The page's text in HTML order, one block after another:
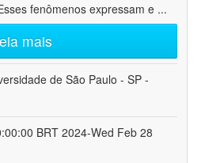
fenômenos expressam e ...
mais
de São Paulo - SP -
BRT 2024-Wed Feb 28